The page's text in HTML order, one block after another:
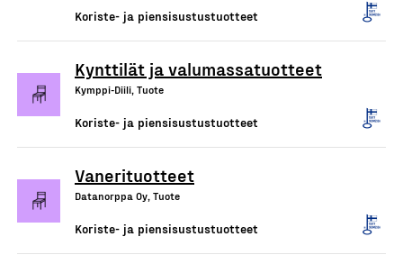
Koriste- ja piensisustustuotteet
Kynttilät ja valumassatuotteet
Kymppi-Diili, Tuote
Koriste- ja piensisustustuotteet
Vanerituotteet
Datanorppa Oy, Tuote
Koriste- ja piensisustustuotteet